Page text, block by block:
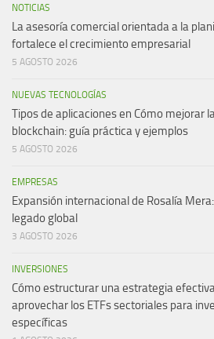
NOTICIAS
La asesoría comercial orientada a la
fortalece el crecimiento empresarial
5 AGOSTO 2026
NUEVAS TECNOLOGÍAS
Tipos de aplicaciones en Cómo mejorar
blockchain: guía práctica y ejemplos
5 AGOSTO 2026
EMPRESAS
Expansión internacional de Rosalía
legado global
3 AGOSTO 2026
INVERSIONES
Cómo estructurar una estrategia
aprovechar los ETFs sectoriales para
específicas